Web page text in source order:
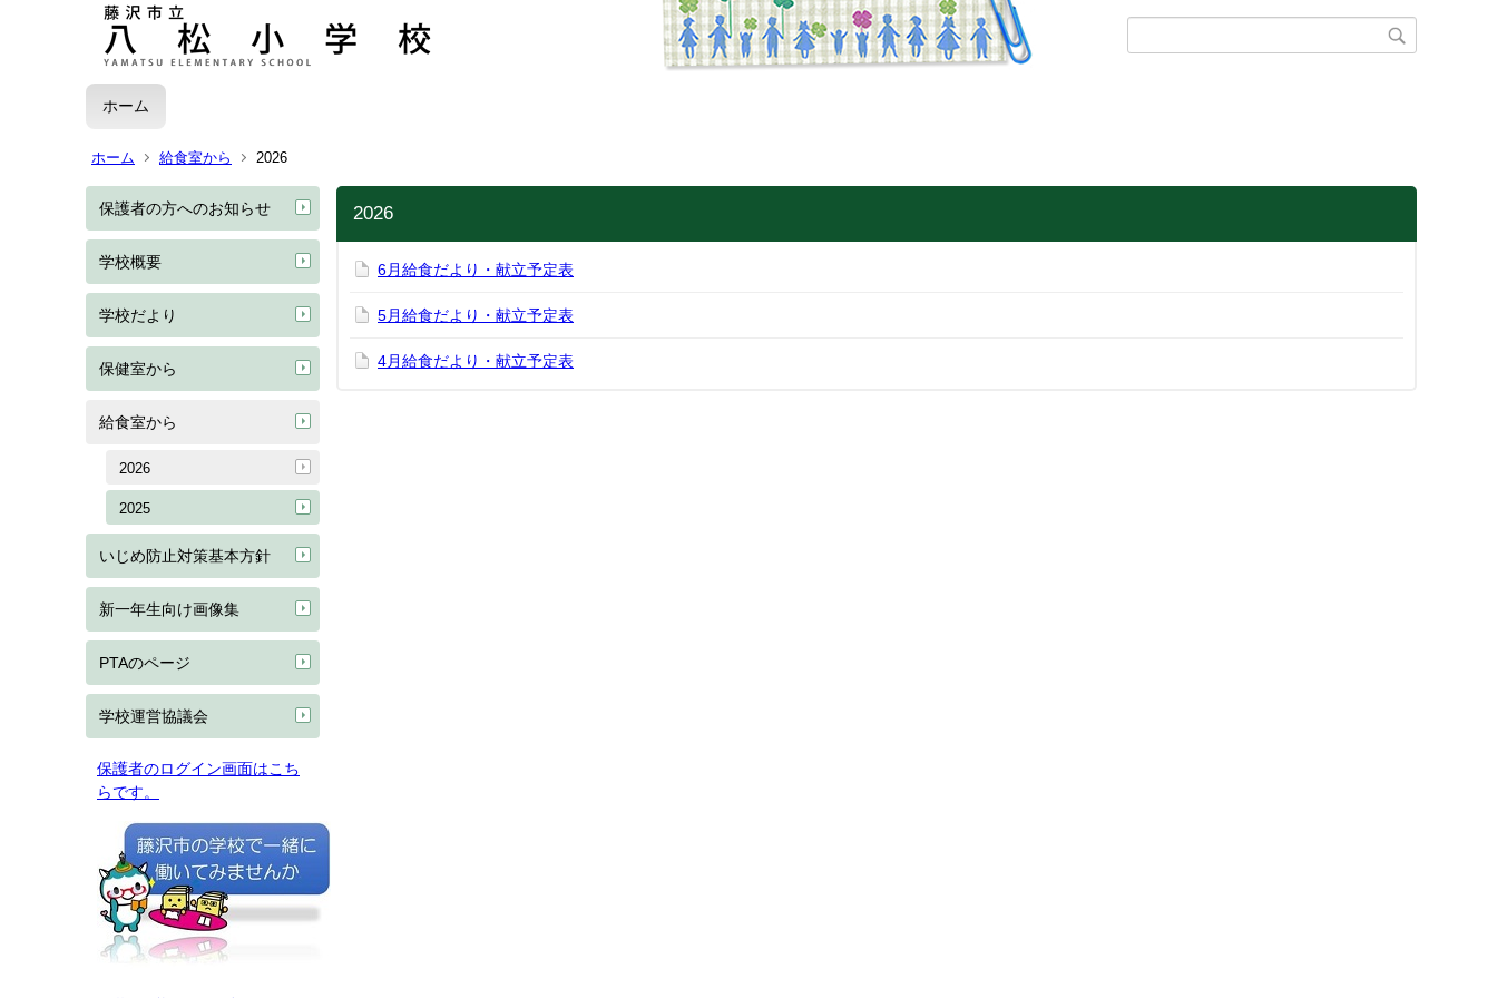
ホーム
ホーム 給食室から 2026
保護者の方へのお知らせ
学校概要
学校だより
保健室から
給食室から
2026
2025
いじめ防止対策基本方針
新一年生向け画像集
PTAのページ
学校運営協議会
保護者のログイン画面はこち
らです。
2026
6月給食だより・献立予定表
5月給食だより・献立予定表
4月給食だより・献立予定表